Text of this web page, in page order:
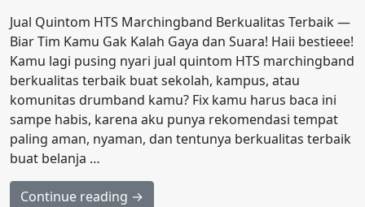
Jual Quintom HTS Marchingband Berkualitas Terbaik —
Biar Tim Kamu Gak Kalah Gaya dan Suara! Haii bestieee!
Kamu lagi pusing nyari jual quintom HTS marchingband
berkualitas terbaik buat sekolah, kampus, atau
komunitas drumband kamu? Fix kamu harus baca ini
sampe habis, karena aku punya rekomendasi tempat
paling aman, nyaman, dan tentunya berkualitas terbaik
buat belanja …
Continue reading →